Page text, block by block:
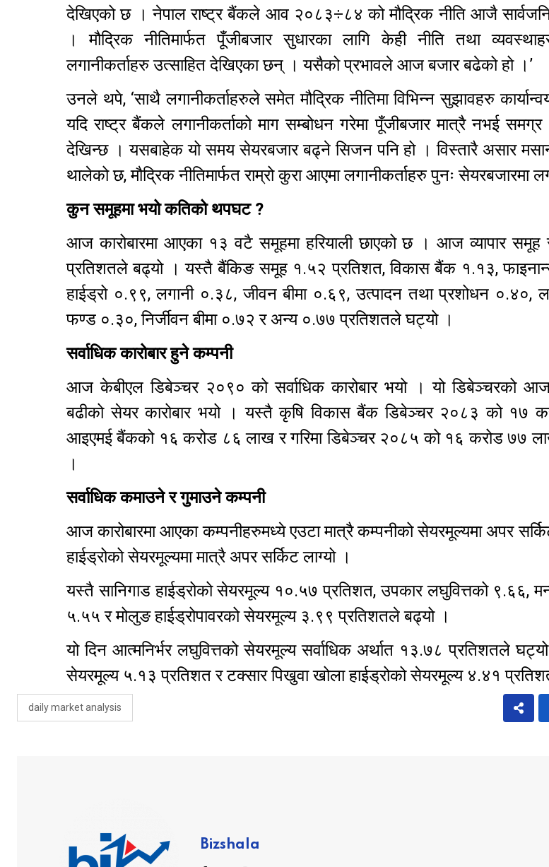
देखिएको छ । नेपाल राष्ट्र बैंकले आव २०८३÷८४ को मौद्रिक नीति आजै
। मौद्रिक नीतिमार्फत पूँजीबजार सुधारका लागि केही नीति तथा
लगानीकर्ताहरु उत्साहित देखिएका छन् । यसैको प्रभावले आज बजार बढेको हो ।’
उनले थपे, ‘साथै लगानीकर्ताहरुले समेत मौद्रिक नीतिमा विभिन्न सुझावहरु
यदि राष्ट्र बैंकले लगानीकर्ताको माग सम्बोधन गरेमा पूँजीबजार मात्रै नभई
देखिन्छ । यसबाहेक यो समय सेयरबजार बढ्ने सिजन पनि हो । विस्तारै असार
थालेको छ, मौद्रिक नीतिमार्फत राम्रो कुरा आएमा लगानीकर्ताहरु पुनः सेयरबजारमा
कुन समूहमा भयो कतिको थपघट ?
आज कारोबारमा आएका १३ वटै समूहमा हरियाली छाएको छ । आज व्यापार समूह
प्रतिशतले बढ्यो । यस्तै बैंकिङ समूह १.५२ प्रतिशत, विकास बैंक १.१३,
हाईड्रो ०.९९, लगानी ०.३८, जीवन बीमा ०.६९, उत्पादन तथा प्रशोधन ०.४०,
फण्ड ०.३०, निर्जीवन बीमा ०.७२ र अन्य ०.७७ प्रतिशतले घट्यो ।
सर्वाधिक कारोबार हुने कम्पनी
आज केबीएल डिबेञ्चर २०९० को सर्वाधिक कारोबार भयो । यो डिबेञ्चरको
बढीको सेयर कारोबार भयो । यस्तै कृषि विकास बैंक डिबेञ्चर २०८३ को १७
आइएमई बैंकको १६ करोड ८६ लाख र गरिमा डिबेञ्चर २०८५ को १६ करोड ७७ लाख
।
सर्वाधिक कमाउने र गुमाउने कम्पनी
आज कारोबारमा आएका कम्पनीहरुमध्ये एउटा मात्रै कम्पनीको सेयरमूल्यमा अपर
हाईड्रोको सेयरमूल्यमा मात्रै अपर सर्किट लाग्यो ।
यस्तै सानिगाड हाईड्रोको सेयरमूल्य १०.५७ प्रतिशत, उपकार लघुवित्तको ९.६६,
५.५५ र मोलुङ हाईड्रोपावरको सेयरमूल्य ३.९९ प्रतिशतले बढ्यो ।
यो दिन आत्मनिर्भर लघुवित्तको सेयरमूल्य सर्वाधिक अर्थात १३.७८ प्रतिशतले
सेयरमूल्य ५.१३ प्रतिशत र टक्सार पिखुवा खोला हाईड्रोको सेयरमूल्य ४.४१
daily market analysis
Bizshala